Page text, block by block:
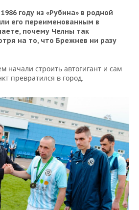
году из «Рубина» в родной
его переименованным в
почему Челны так
на то, что Брежнев ни разу
начали строить автогигант и сам
превратился в город.